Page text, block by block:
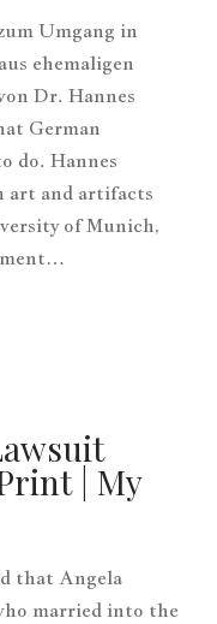
Umgang in
ehemaligen
Dr. Hannes
German
do. Hannes
art and artifacts
of Munich,
| My
that Angela
married into the